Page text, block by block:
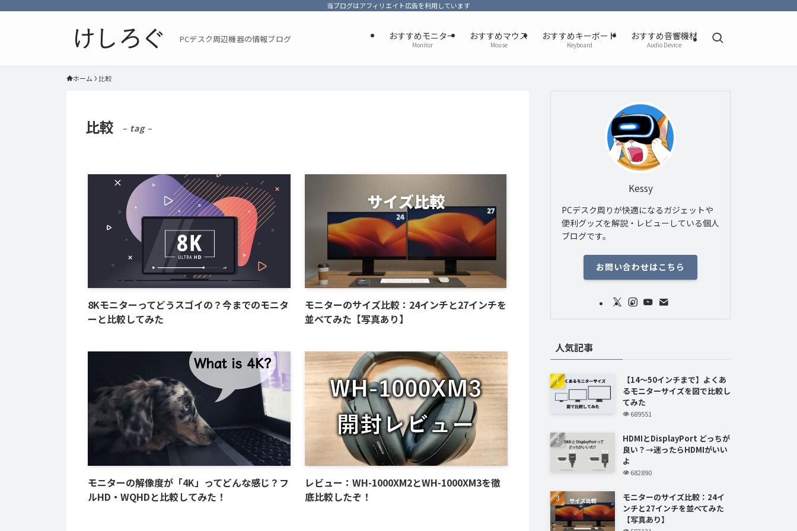
当ブログはアフィリエイト広告を利用しています
PCデスク周辺機器の情報ブログ おすすめモニター
Monitor
おすすめマウス
Mouse
おすすめキーボード
Keyboard
おすすめ音響機材
Audio Device
ホーム 比較
比較 – tag –
8Kモニターってどうスゴイの？今までのモニタ
ーと比較してみた
モニターのサイズ比較：24インチと27インチを
並べてみた【写真あり】
モニターの解像度が「4K」ってどんな感じ？フ
ルHD・WQHDと比較してみた！
レビュー：WH-1000XM2とWH-1000XM3を徹
底比較したぞ！
Kessy
PCデスク周りが快適になるガジェットや
便利グッズを解説・レビューしている個人
ブログです。
お問い合わせはこちら
人気記事
【14～50インチまで】よくあ
るモニターサイズを図で比較し
てみた
689551
HDMIとDisplayPort どっちが
良い？→迷ったらHDMIがいい
よ
682890
モニターのサイズ比較：24イ
ンチと27インチを並べてみた
【写真あり】